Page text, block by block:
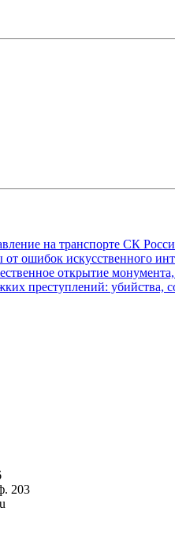
на транспорте СК
от ошибок искусственного
открытие
преступлений: убийства,
203